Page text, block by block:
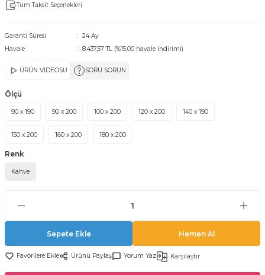
Tüm Taksit Seçenekleri
Garanti Süresi
24 Ay
Havale
8.437,57 TL (%15,00 havale indirimi)
ÜRÜN VİDEOSU SORU SORUN
Ölçü
90 x 190 90 x 200 100 x 200 120 x 200 140 x 190
150 x 200 160 x 200 180 x 200
Renk
Kahve
Sepete Ekle Hemen Al
Ürünü Paylaş Yorum Yaz Karşılaştır